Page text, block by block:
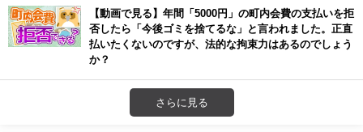
【動画で見る】年間「5000円」の町内会費の支払いを拒
否したら「今後ゴミを捨てるな」と言われました。正直
払いたくないのですが、法的な拘束力はあるのでしょう
か？
さらに見る